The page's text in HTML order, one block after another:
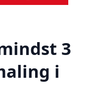
3
i